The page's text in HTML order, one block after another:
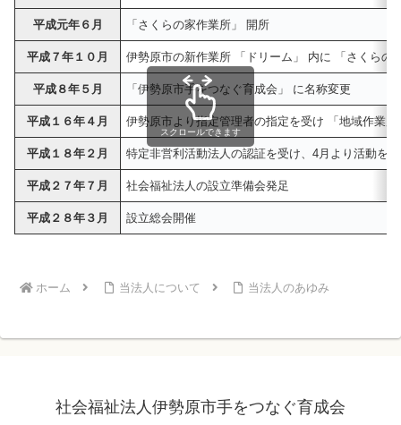
平成元年６月 「さくらの家作業所」 開所
平成７年１０月 伊勢原市の新作業所 「ドリーム」 内に 「さくらの
平成８年５月 「伊勢原市手をつなぐ育成会」 に名称変更
平成１６年４月 伊勢原市より指定管理者の指定を受け 「地域作業
平成１８年２月 特定非営利活動法人の認証を受け、4月より活動を
平成２７年７月 社会福祉法人の設立準備会発足
平成２８年３月 設立総会開催
スクロールできます
ホーム 当法人について 当法人のあゆみ
社会福祉法人伊勢原市手をつなぐ育成会